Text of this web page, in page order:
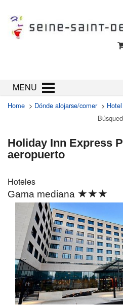
MENU
Home > Dónde alojarse/comer> Hotel
Holiday Inn Express
aeropuerto
Hoteles
Gama mediana ★★★